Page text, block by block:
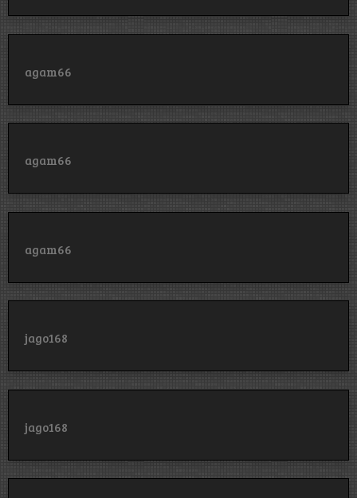
agam66
agam66
agam66
jago168
jago168